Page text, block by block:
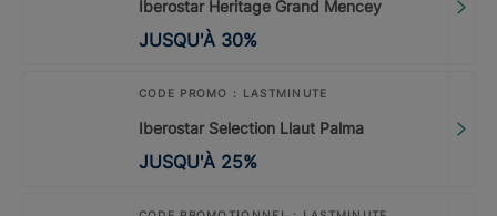
Iberostar Heritage Grand Mencey
JUSQU'À 30%
CODE PROMO : LASTMINUTE
Iberostar Selection Llaut Palma
JUSQU'À 25%